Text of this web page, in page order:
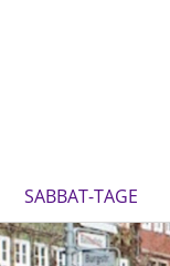
SABBAT-TAGE